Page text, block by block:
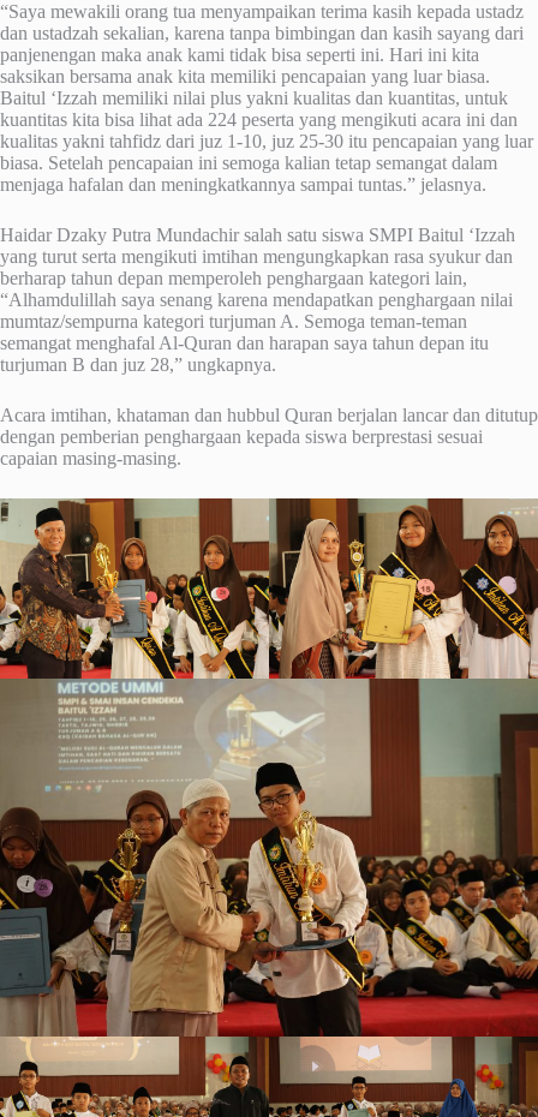
“Saya mewakili orang tua menyampaikan terima kasih kepada ustadz
dan ustadzah sekalian, karena tanpa bimbingan dan kasih sayang dari
panjenengan maka anak kami tidak bisa seperti ini. Hari ini kita
saksikan bersama anak kita memiliki pencapaian yang luar biasa.
Baitul ‘Izzah memiliki nilai plus yakni kualitas dan kuantitas, untuk
kuantitas kita bisa lihat ada 224 peserta yang mengikuti acara ini dan
kualitas yakni tahfidz dari juz 1-10, juz 25-30 itu pencapaian yang luar
biasa. Setelah pencapaian ini semoga kalian tetap semangat dalam
menjaga hafalan dan meningkatkannya sampai tuntas.” jelasnya.
Haidar Dzaky Putra Mundachir salah satu siswa SMPI Baitul ‘Izzah
yang turut serta mengikuti imtihan mengungkapkan rasa syukur dan
berharap tahun depan memperoleh penghargaan kategori lain,
“Alhamdulillah saya senang karena mendapatkan penghargaan nilai
mumtaz/sempurna kategori turjuman A. Semoga teman-teman
semangat menghafal Al-Quran dan harapan saya tahun depan itu
turjuman B dan juz 28,” ungkapnya.
Acara imtihan, khataman dan hubbul Quran berjalan lancar dan ditutup
dengan pemberian penghargaan kepada siswa berprestasi sesuai
capaian masing-masing.